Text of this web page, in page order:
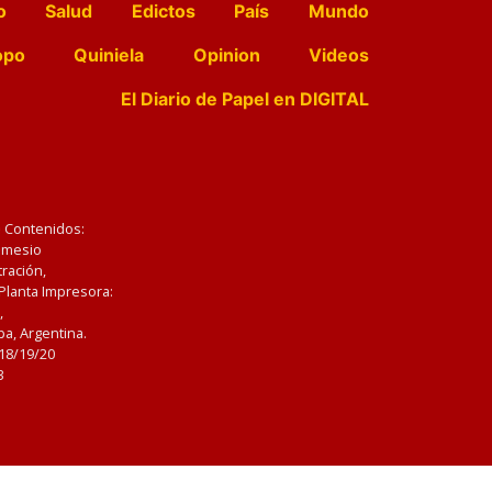
Salud Edictos País
Mundo
Quiniela Opinion
Videos
El Diario de Papel en DIGITAL
Impresora:
Argentina.
19/20